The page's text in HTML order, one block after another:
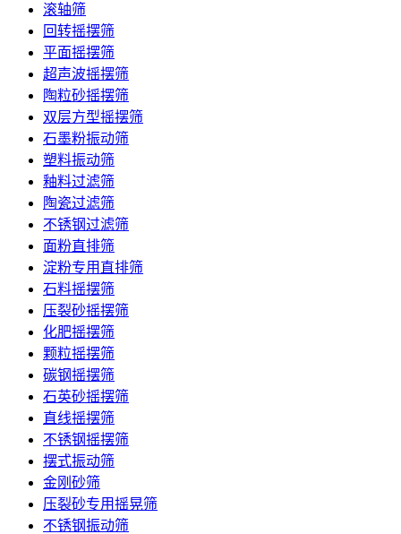
滚轴筛
回转摇摆筛
平面摇摆筛
超声波摇摆筛
陶粒砂摇摆筛
双层方型摇摆筛
石墨粉振动筛
塑料振动筛
釉料过滤筛
陶瓷过滤筛
不锈钢过滤筛
面粉直排筛
淀粉专用直排筛
石料摇摆筛
压裂砂摇摆筛
化肥摇摆筛
颗粒摇摆筛
碳钢摇摆筛
石英砂摇摆筛
直线摇摆筛
不锈钢摇摆筛
摆式振动筛
金刚砂筛
压裂砂专用摇晃筛
不锈钢振动筛